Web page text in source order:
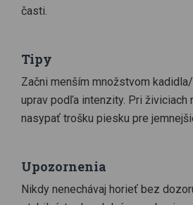
časti.
Tipy
Začni menším množstvom
uprav podľa intenzity. Pri živiciach
nasypať trošku piesku pre
Upozornenia
Nikdy nenechávaj horieť bez